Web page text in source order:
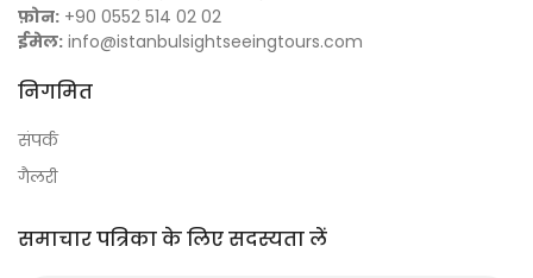
फ़ोन: +90 0552 514 02 02
ईमेल: info@istanbulsightseeingtours.com
निगमित
संपर्क
गैलरी
समाचार पत्रिका के लिए सदस्यता लें